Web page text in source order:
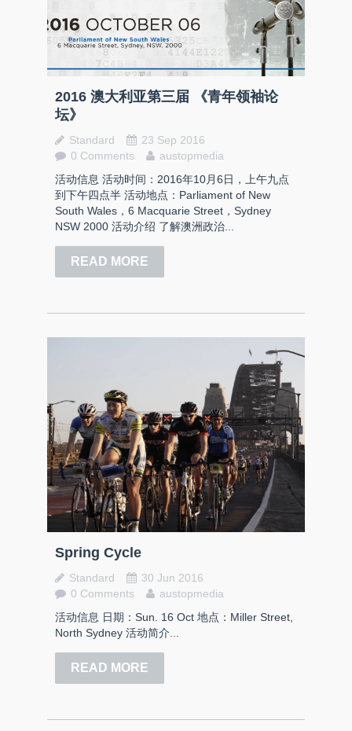
2016 澳大利亚第三届 《青年领袖论
坛》
Standard
23 Sep 2016
0 Comments
austopmedia
活动信息 活动时间：2016年10月6日，上午九点
到下午四点半 活动地点：Parliament of New
South Wales，6 Macquarie Street，Sydney
NSW 2000 活动介绍 了解澳洲政治...
READ MORE
Spring Cycle
Standard
30 Jun 2016
0 Comments
austopmedia
活动信息 日期：Sun. 16 Oct 地点：Miller Street,
North Sydney 活动简介...
READ MORE